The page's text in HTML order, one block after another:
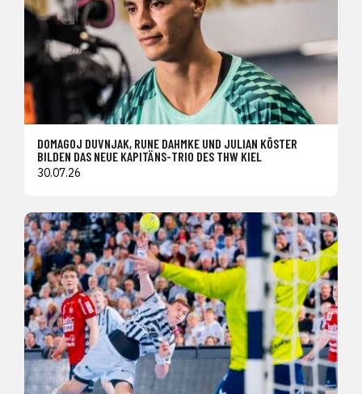
DOMAGOJ DUVNJAK, RUNE DAHMKE UND JULIAN KÖSTER
BILDEN DAS NEUE KAPITÄNS-TRIO DES THW KIEL
30.07.26